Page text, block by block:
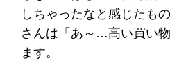
しちゃったなと感じたも
さんは「あ～…高い買い
ます。